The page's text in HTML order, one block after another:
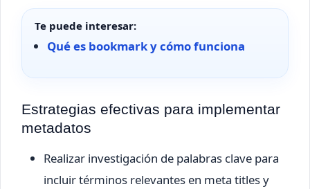
Te puede interesar:
Qué es bookmark y cómo funciona
Estrategias efectivas para implementar
metadatos
Realizar investigación de palabras clave para
incluir términos relevantes en meta titles y